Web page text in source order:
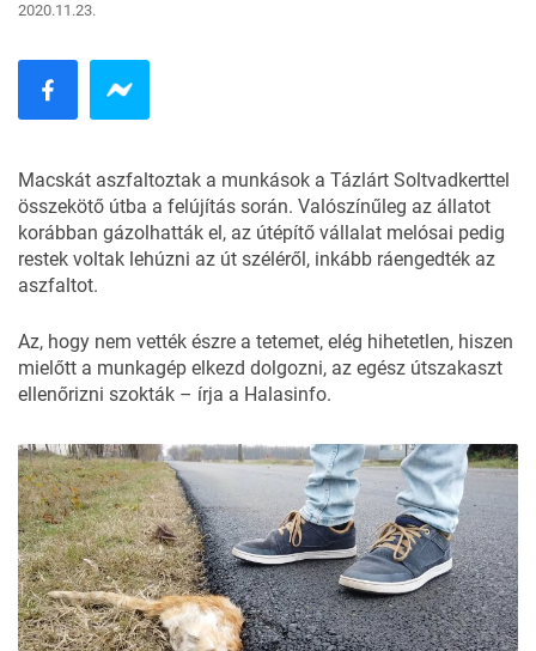
2020.11.23.
Macskát aszfaltoztak a munkások a Tázlárt Soltvadkerttel
összekötő útba a felújítás során. Valószínűleg az állatot
korábban gázolhatták el, az útépítő vállalat melósai pedig
restek voltak lehúzni az út széléről, inkább ráengedték az
aszfaltot.
Az, hogy nem vették észre a tetemet, elég hihetetlen, hiszen
mielőtt a munkagép elkezd dolgozni, az egész útszakaszt
ellenőrizni szokták – írja a Halasinfo.